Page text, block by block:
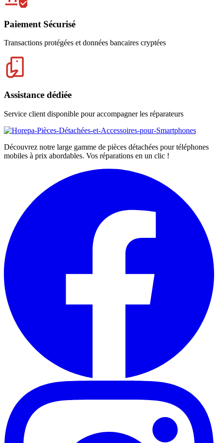
Paiement Sécurisé
Transactions protégées et données bancaires cryptées
Assistance dédiée
Service client disponible pour accompagner les réparateurs
Découvrez notre large gamme de pièces détachées pour téléphones
mobiles à prix abordables. Vos réparations en un clic !